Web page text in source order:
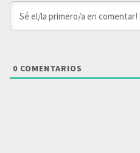
0 COMENTARIOS